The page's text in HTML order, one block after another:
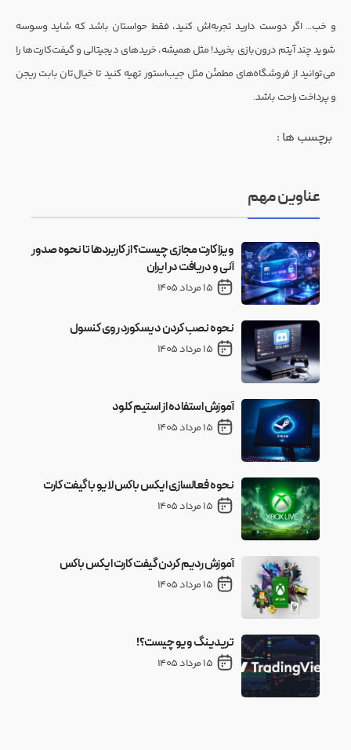
و خب… اگر دوست دارید تجربه‌اش کنید، فقط حواستان باشد که شاید وسوسه
شوید چند آیتم درون‌بازی بخرید! مثل همیشه، خریدهای دیجیتالی و گیفت‌کارت‌ها را
می‌توانید از فروشگاه‌های مطمئن مثل جیب‌استور تهیه کنید تا خیال‌تان بابت ریجن
و پرداخت راحت باشد.
برچسب ها :
عناوین مهم
ویزا کارت مجازی چیست؟ از کاربردها تا نحوه صدور
آنی و دریافت در ایران
15 مرداد 1405
نحوه نصب کردن دیسکورد روی کنسول
15 مرداد 1405
آموزش استفاده از استیم کلود
15 مرداد 1405
نحوه فعالسازی ایکس باکس لایو با گیفت کارت
15 مرداد 1405
آموزش ردیم کردن گیفت کارت ایکس باکس
15 مرداد 1405
تریدینگ ویو چیست؟!
15 مرداد 1405